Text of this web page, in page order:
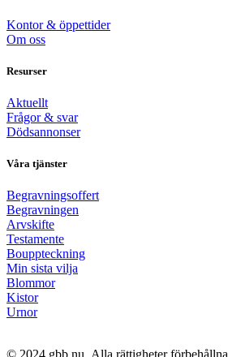
Kontor & öppettider
Om oss
Resurser
Aktuellt
Frågor & svar
Dödsannonser
Våra tjänster
Begravningsoffert
Begravningen
Arvskifte
Testamente
Bouppteckning
Min sista vilja
Blommor
Kistor
Urnor